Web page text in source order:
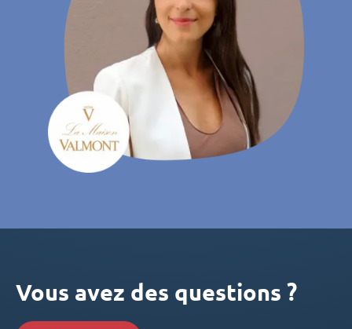
Vous avez des questions ?